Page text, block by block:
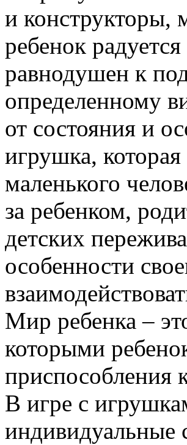
и конструкторы,
ребенок
равнодушен к
определенному
от состояния и
игрушка,
маленького
за ребенком,
детских
особенности
Мир ребенка –
которыми
В игре с
индивидуальные